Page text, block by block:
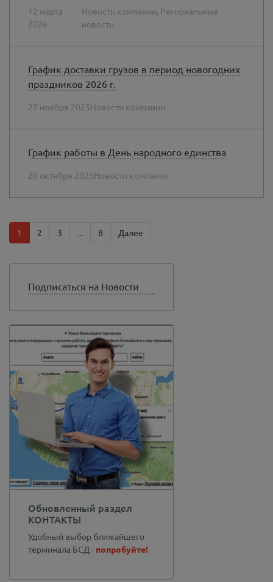
12 мартa
2026
Новости компании, Региональные
новости
График доставки грузов в период новогодних
праздников 2026 г.
27 ноября 2025Новости компании
График работы в День народного единства
20 октября 2025Новости компании
1 2 3 ... 8 Далее
Подписаться на Новости
Обновленный раздел
КОНТАКТЫ
Удобный выбор ближайшего
терминала БСД - попробуйте!